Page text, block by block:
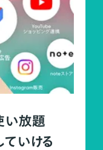
い放題
いける